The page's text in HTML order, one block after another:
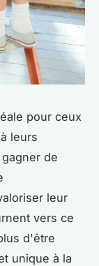
pour ceux
leurs
de
leur
vers ce
d'être
unique à la